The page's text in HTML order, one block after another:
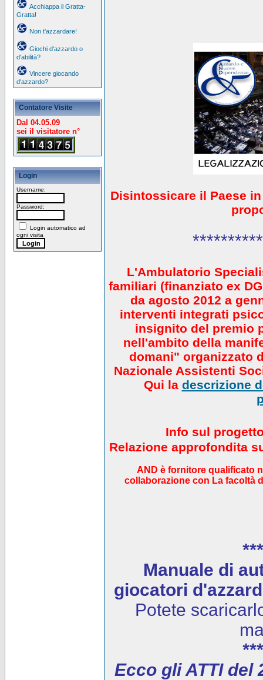
Acchiappa il Gratta-
Gratta!
Non t'azzardare!
Giochi d'azzardo o
d'abilità?
Vincere giocando
d'azzardo?
Contatore Visite
Dal 04.05.09
sei il visitatore n°
Login
Username:
Password:
Login automatico ad
ogni visita
Disintossicare il Paese
L'Ambulatorio
familiari (finanziato ex
da agosto 2012 a
interventi integrati
insignito del premio
nell'ambito della
domani" organizzato
Nazionale Assistenti
Qui la descrizione
Info sul
Relazione approfondita
AND è fornitore qualificato
collaborazione con La facoltà
Manuale di
giocatori
Potete
Ecco gli ATTI del